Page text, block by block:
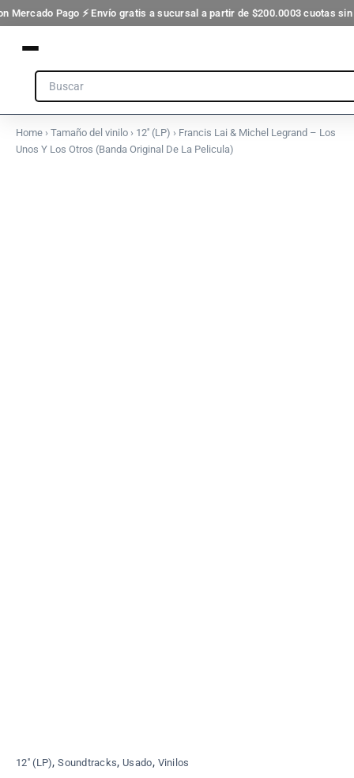
Mercado Pago ⚡ Envío gratis a sucursal a partir de $200.0003 cuotas sin
Ir
al
contenido
Search
Home › Tamaño del vinilo › 12'' (LP) › Francis Lai & Michel Legrand – Los
Unos Y Los Otros (Banda Original De La Pelicula)
12'' (LP),Soundtracks, Usado, Vinilos
-
Unos
Otros
(Banda
Original
De